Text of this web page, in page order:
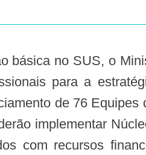
para a
de 76
implementar
com recursos